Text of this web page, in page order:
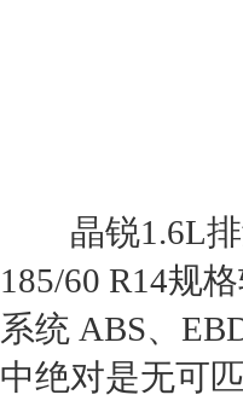
晶锐1.6L排
185/60 R14规
系统 ABS、
中绝对是无可